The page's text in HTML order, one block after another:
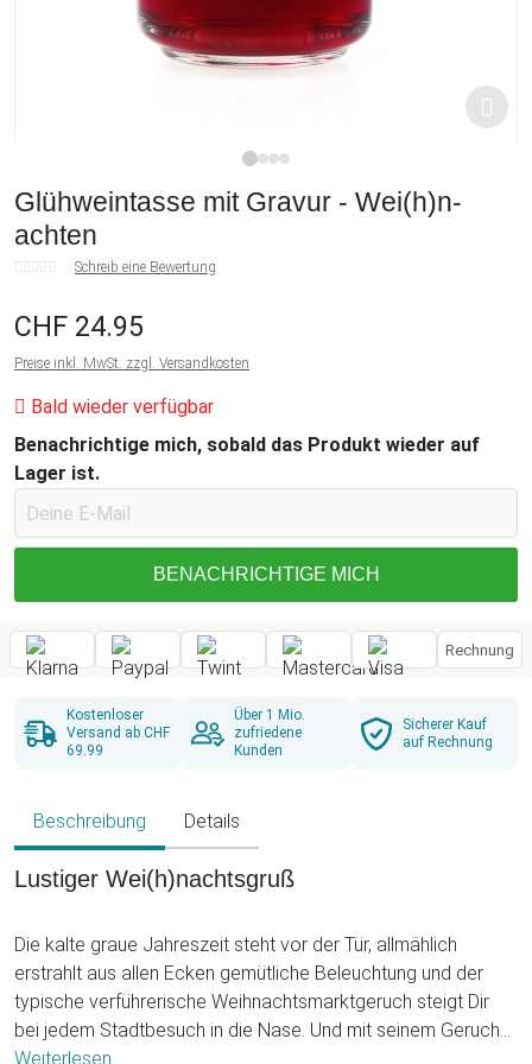
Glühweintasse mit Gravur - Wei(h)n-
achten
Schreib eine Bewertung
CHF 24.95
Preise inkl. MwSt. zzgl. Versandkosten
Bald wieder verfügbar
Benachrichtige mich, sobald das Produkt wieder auf
Lager ist.
BENACHRICHTIGE MICH
Rechnung
Kostenloser
Versand ab CHF
69.99
Über 1 Mio.
zufriedene
Kunden
Sicherer Kauf
auf Rechnung
Beschreibung Details
Lustiger Wei(h)nachtsgruß
Die kalte graue Jahreszeit steht vor der Tür, allmählich
erstrahlt aus allen Ecken gemütliche Beleuchtung und der
typische verführerische Weihnachtsmarktgeruch steigt Dir
bei jedem Stadtbesuch in die Nase. Und mit seinem Geruch
keimt auch das immer stärkere Verlangen nach einem
Weiterlesen ...